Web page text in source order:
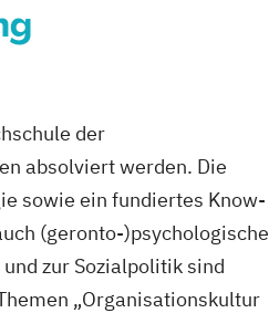
der
absolviert werden. Die
sowie ein fundiertes Know-
(geronto-)psychologische
zur Sozialpolitik sind
„Organisationskultur